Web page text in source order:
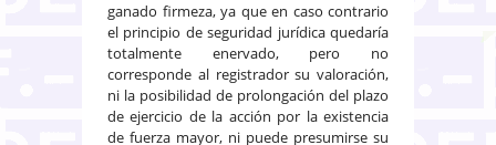
ganado firmeza, ya que en caso contrario
el principio de seguridad jurídica quedaría
totalmente enervado, pero no
corresponde al registrador su valoración,
ni la posibilidad de prolongación del plazo
de ejercicio de la acción por la existencia
de fuerza mayor, ni puede presumirse su